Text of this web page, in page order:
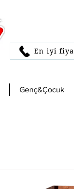
En iyi
Genç&Çocuk